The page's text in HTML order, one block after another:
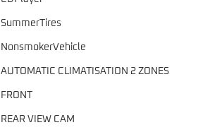
SummerTires
NonsmokerVehicle
AUTOMATIC CLIMATISATION 2 ZONES
FRONT
REAR VIEW CAM